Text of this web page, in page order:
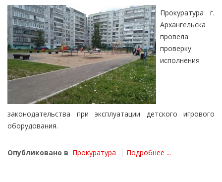
Прокуратура г.
Архангельска
провела
проверку
исполнения
законодательства при эксплуатации детского игрового
оборудования.
Опубликовано в Прокуратура Подробнее ...